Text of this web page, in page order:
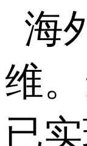
海
维
已